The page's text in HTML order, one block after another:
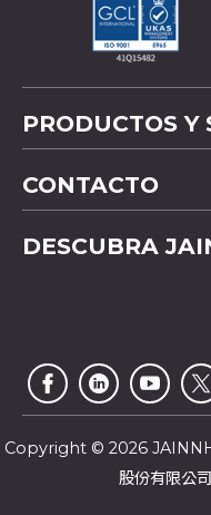
PRODUCTOS Y
Solicitud
Vídeo
Servicio al cliente
CONTACTO
Taichung City,
DESCUBRA
Carta de noticias
Copyright © 2026
股份有限公